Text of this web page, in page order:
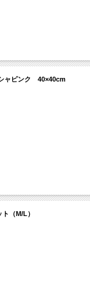
ャピンク 40×40cm
（M/L）